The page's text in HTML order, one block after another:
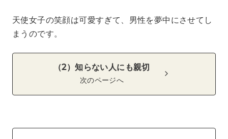
天使女子の笑顔は可愛すぎて、男性を夢中にさせてし
まうのです。
（2）知らない人にも親切
次のページへ